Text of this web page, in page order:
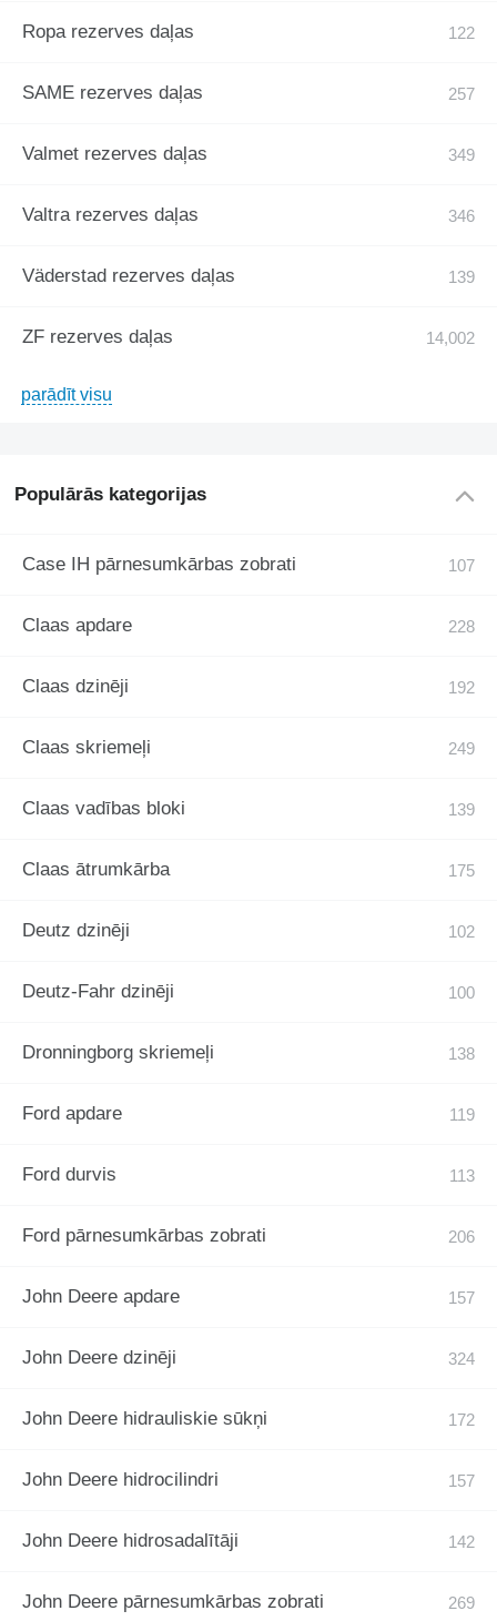
Ropa rezerves daļas
SAME rezerves daļas
Valmet rezerves daļas
Valtra rezerves daļas
Väderstad rezerves daļas
ZF rezerves daļas
parādīt visu
Populārās kategorijas
Case IH pārnesumkārbas zobrati
Claas apdare
Claas dzinēji
Claas skriemeļi
Claas vadības bloki
Claas ātrumkārba
Deutz dzinēji
Deutz-Fahr dzinēji
Dronningborg skriemeļi
Ford apdare
Ford durvis
Ford pārnesumkārbas zobrati
John Deere apdare
John Deere dzinēji
John Deere hidrauliskie sūkņi
John Deere hidrocilindri
John Deere hidrosadalītāji
John Deere pārnesumkārbas zobrati